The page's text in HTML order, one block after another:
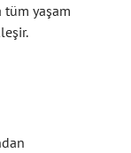
tüm yaşam